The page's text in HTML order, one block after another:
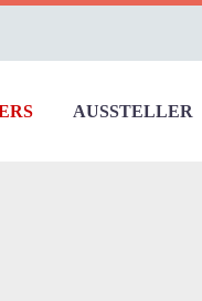
AUSSTELLER